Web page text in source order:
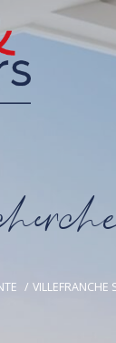
ec
VILLEFRANCHE